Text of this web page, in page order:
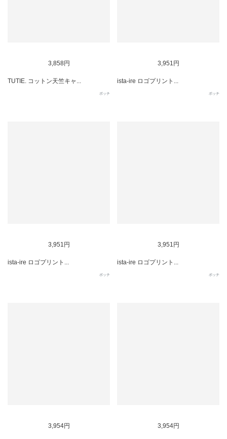
3,858円
TUTIE. コットン天竺キャ...
ポッチ
3,951円
ista-ire ロゴプリント...
ポッチ
3,951円
ista-ire ロゴプリント...
ポッチ
3,951円
ista-ire ロゴプリント...
ポッチ
3,954円 3,954円